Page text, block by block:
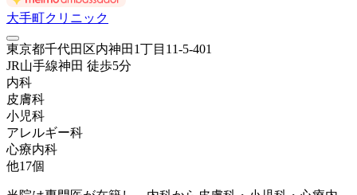
大手町クリニック
東京都千代田区内神田1丁目11-5-401
JR山手線神田 徒歩5分
内科
皮膚科
小児科
アレルギー科
心療内科
他17個